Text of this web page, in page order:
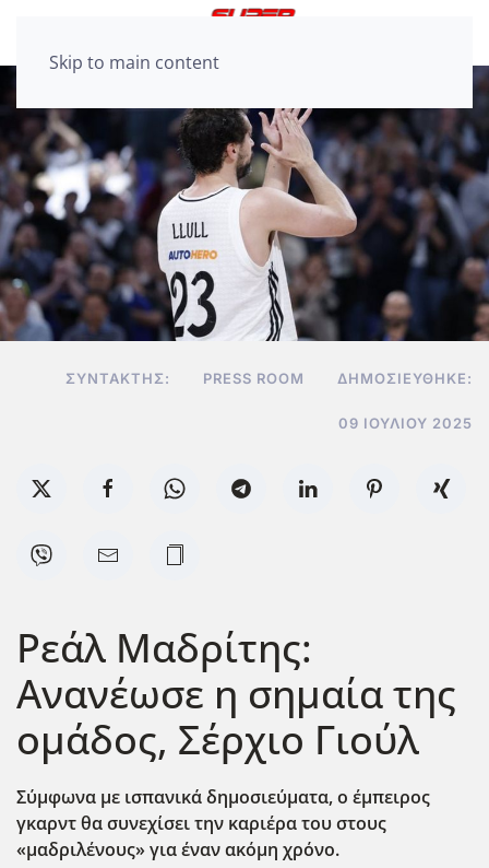
Skip to main content
ΣΥΝΤΆΚΤΗΣ: PRESS ROOM ΔΗΜΟΣΙΕΎΘΗΚΕ:
09 ΙΟΥΛΊΟΥ 2025
Ρεάλ Μαδρίτης:
Ανανέωσε η σημαία της
ομάδος, Σέρχιο Γιούλ
Σύμφωνα με ισπανικά δημοσιεύματα, ο έμπειρος
γκαρντ θα συνεχίσει την καριέρα του στους
«μαδριλένους» για έναν ακόμη χρόνο.